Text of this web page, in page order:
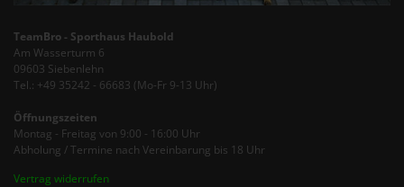
TeamBro - Sporthaus Haubold
Am Wasserturm 6
09603 Siebenlehn
Tel.: +49 35242 - 66683 (Mo-Fr 9-13 Uhr)
Öffnungszeiten
Montag - Freitag von 9:00 - 16:00 Uhr
Abholung / Termine nach Vereinbarung bis 18 Uhr
Vertrag widerrufen